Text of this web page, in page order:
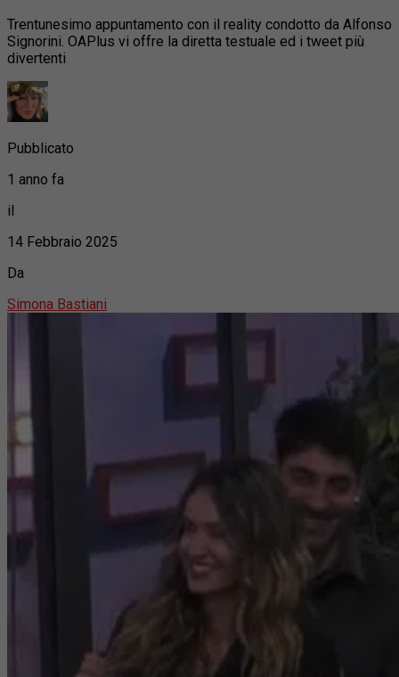
Trentunesimo appuntamento con il reality condotto da Alfonso
Signorini. OAPlus vi offre la diretta testuale ed i tweet più
divertenti
Pubblicato
1 anno fa
il
14 Febbraio 2025
Da
Simona Bastiani